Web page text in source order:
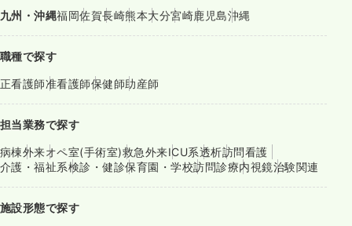
九州・沖縄福岡佐賀長崎熊本大分宮崎鹿児島沖縄
職種で探す
正看護師准看護師保健師助産師
担当業務で探す
病棟外来オペ室(手術室)救急外来ICU系透析訪問看護
介護・福祉系検診・健診保育園・学校訪問診療内視鏡治験関連
施設形態で探す